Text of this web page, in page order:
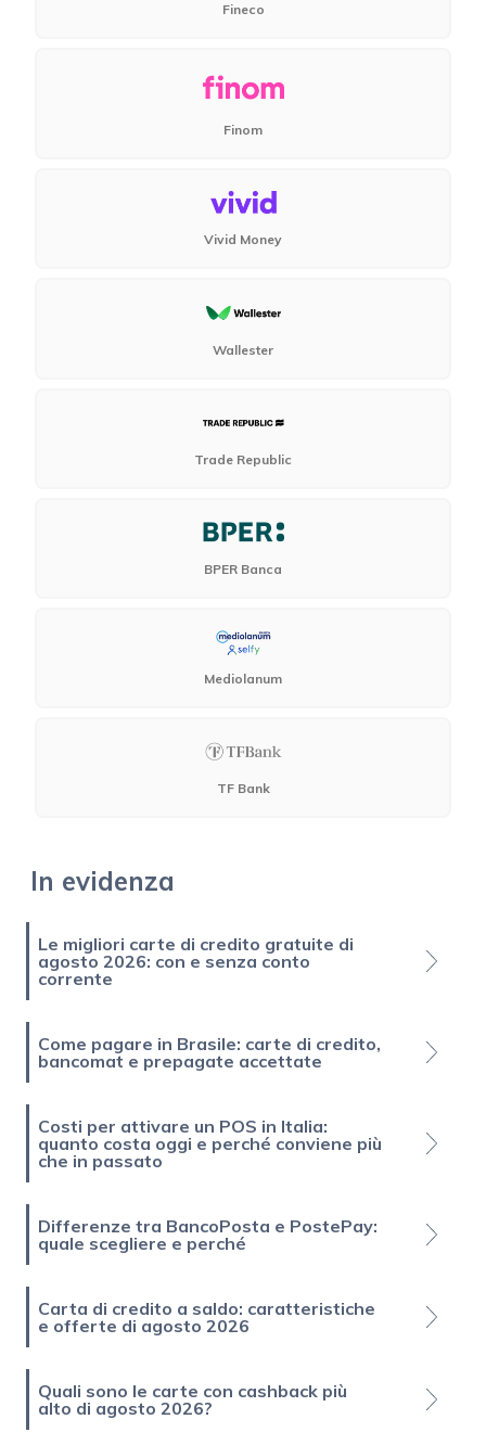
Fineco
Finom
Vivid Money
Wallester
Trade Republic
BPER Banca
Mediolanum
TF Bank
In evidenza
Le migliori carte di credito gratuite di
agosto 2026: con e senza conto
corrente
Come pagare in Brasile: carte di credito,
bancomat e prepagate accettate
Costi per attivare un POS in Italia:
quanto costa oggi e perché conviene più
che in passato
Differenze tra BancoPosta e PostePay:
quale scegliere e perché
Carta di credito a saldo: caratteristiche
e offerte di agosto 2026
Quali sono le carte con cashback più
alto di agosto 2026?